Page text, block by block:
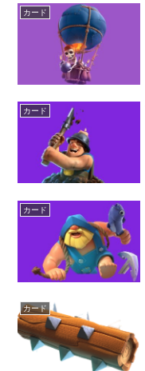
カード
カード
カード
カード